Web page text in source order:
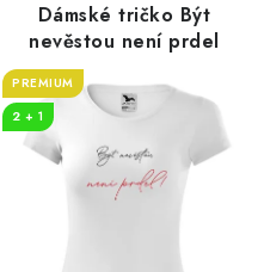
Dámské tričko Být
nevěstou není prdel
PREMIUM
2 + 1